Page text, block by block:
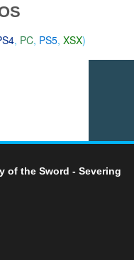
, PC, PS5,XSX)
of the Sword - Severing